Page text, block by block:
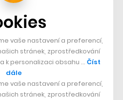
vaše nastavení a preferencí,
stránek, zprostředkování
k personalizaci obsahu … Číst
dále
vaše nastavení a preferencí,
stránek, zprostředkování